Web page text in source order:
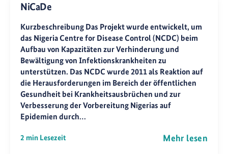
NiCaDe
Kurzbeschreibung Das Projekt wurde entwickelt, um
das Nigeria Centre for Disease Control (NCDC) beim
Aufbau von Kapazitäten zur Verhinderung und
Bewältigung von Infektionskrankheiten zu
unterstützen. Das NCDC wurde 2011 als Reaktion auf
die Herausforderungen im Bereich der öffentlichen
Gesundheit bei Krankheitsausbrüchen und zur
Verbesserung der Vorbereitung Nigerias auf
Epidemien durch…
2 min Lesezeit Mehr lesen